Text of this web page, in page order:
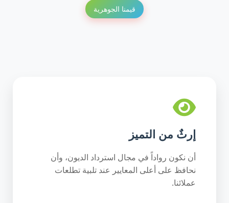
قيمنا الجوهرية
إرثٌ من التميز
أن نكون رواداً في مجال استرداد الديون، وأن
نحافظ على أعلى المعايير عند تلبية تطلعات
عملائنا.